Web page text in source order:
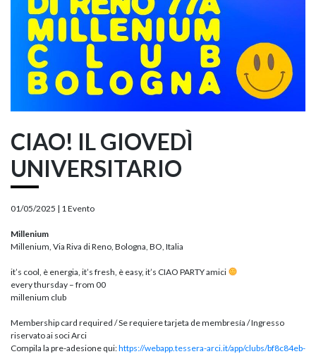
CIAO! IL GIOVEDÌ
UNIVERSITARIO
01/05/2025 | 1 Evento
Millenium
Millenium, Via Riva di Reno, Bologna, BO, Italia
it’s cool, è energia, it’s fresh, è easy, it’s CIAO PARTY amici
every thursday – from 00
millenium club
Membership card required / Se requiere tarjeta de membresía / Ingresso
riservato ai soci Arci
Compila la pre-adesione qui:https://webapp.tessera-arci.it/app/clubs/bf8c84eb-